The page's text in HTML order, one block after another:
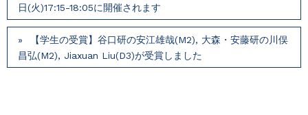
⽇(火)17:15-18:05に開催されます
【学生の受賞】谷口研の安江雄哉(M2), 大森・安藤研の川俣
昌弘(M2), Jiaxuan Liu(D3)が受賞しました